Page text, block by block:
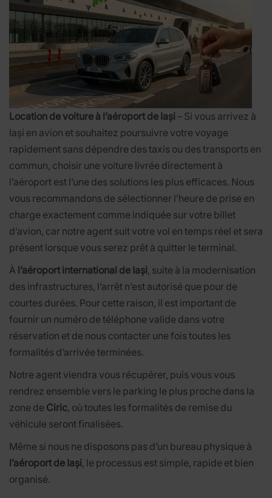
Location de voiture à l’aéroport de Iași – Si vous arrivez à
Iași en avion et souhaitez poursuivre votre voyage
rapidement sans dépendre des taxis ou des transports en
commun, choisir une voiture livrée directement à
l’aéroport est l’une des solutions les plus efficaces. Nous
vous recommandons de sélectionner l’heure de prise en
charge exactement comme indiquée sur votre billet
d’avion, car notre agent suit votre vol en temps réel et sera
présent lorsque vous serez prêt à quitter le terminal.
À l’aéroport international de Iași, suite à la modernisation
des infrastructures, l’arrêt n’est autorisé que pour de
courtes durées. Pour cette raison, il est important de
fournir un numéro de téléphone valide dans votre
réservation et de nous contacter une fois toutes les
formalités d’arrivée terminées.
Notre agent viendra vous récupérer, puis vous vous
rendrez ensemble vers le parking le plus proche dans la
zone de Ciric, où toutes les formalités de remise du
véhicule seront finalisées.
Même si nous ne disposons pas d’un bureau physique à
l’aéroport de Iași, le processus est simple, rapide et bien
organisé.